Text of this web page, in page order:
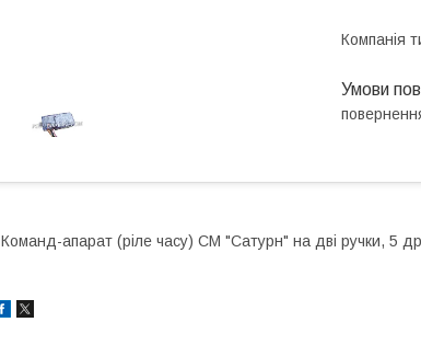
Компанія
Команд-апарат (ріле часу) СМ "Сатурн" на дві ручки, 5